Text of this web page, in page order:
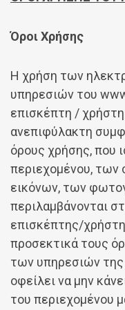
Όροι Χρήσης
Η χρήση των
υπηρεσιών του
επισκέπτη /
ανεπιφύλακτη
όρους χρήσης, που
περιεχομένου,
εικόνων, των
περιλαμβάνονται
επισκέπτης/
προσεκτικά τους
των υπηρεσιών της
οφείλει να μην
του περιεχομένου